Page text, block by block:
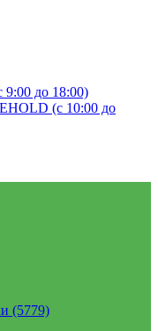
9:00 до 18:00)
(с 10:00 до
(5779)